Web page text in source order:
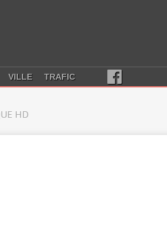
VILLE TRAFIC
HD